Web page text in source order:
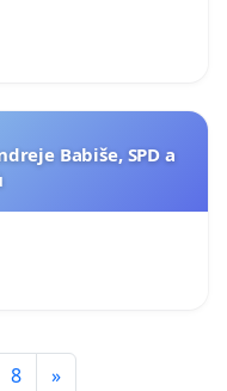
Babiše, SPD a
8 »